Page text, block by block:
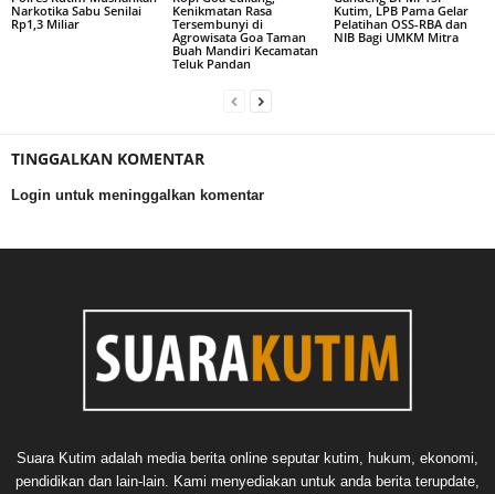
Narkotika Sabu Senilai
Rp1,3 Miliar
Kenikmatan Rasa
Tersembunyi di
Agrowisata Goa Taman
Buah Mandiri Kecamatan
Teluk Pandan
Kutim, LPB Pama Gelar
Pelatihan OSS-RBA dan
NIB Bagi UMKM Mitra
TINGGALKAN KOMENTAR
Login untuk meninggalkan komentar
Suara Kutim adalah media berita online seputar kutim, hukum, ekonomi,
pendidikan dan lain-lain. Kami menyediakan untuk anda berita terupdate,